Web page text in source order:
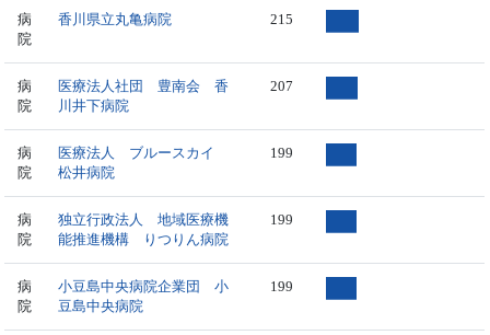
病
院
香川県立丸亀病院 215
病
院
医療法人社団 豊南会 香
川井下病院
207
病
院
医療法人 ブルースカイ
松井病院
199
病
院
独立行政法人 地域医療機
能推進機構 りつりん病院
199
病
院
小豆島中央病院企業団 小
豆島中央病院
199